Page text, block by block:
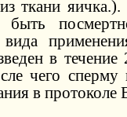
ткани
в течение
чего сперму
в протоколе